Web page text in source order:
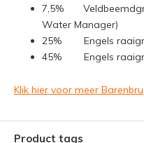
7,5%
Water Manager)
25% Engels
45% Engels
Klik hier voor meer
Product tags